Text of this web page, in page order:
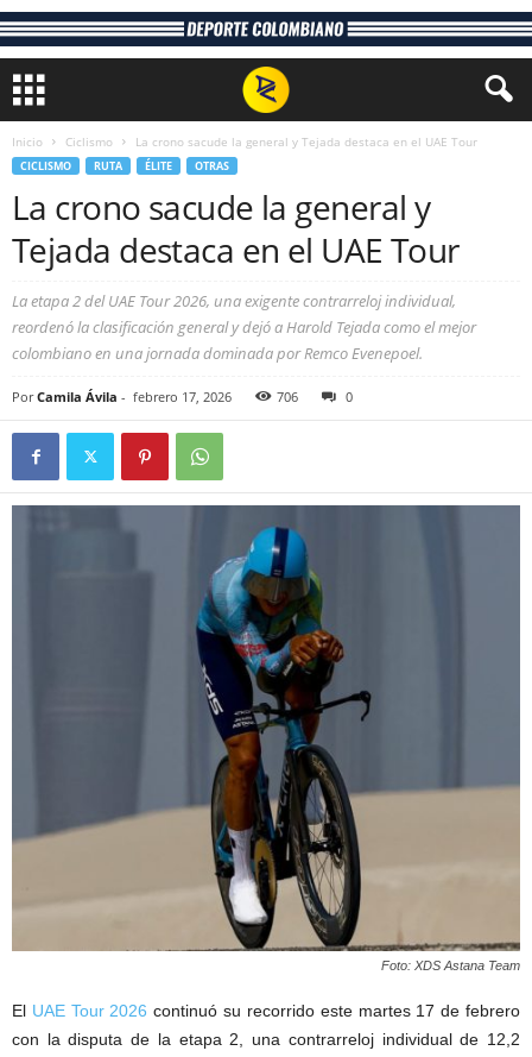
Inicio Ciclismo La crono sacude la general y Tejada destaca en el UAE Tour
CICLISMO RUTA ÉLITE OTRAS
La crono sacude la general y
Tejada destaca en el UAE Tour
La etapa 2 del UAE Tour 2026, una exigente contrarreloj individual,
reordenó la clasificación general y dejó a Harold Tejada como el mejor
colombiano en una jornada dominada por Remco Evenepoel.
Por Camila Ávila - febrero 17, 2026 706 0
Foto: XDS Astana Team
El UAE Tour 2026 continuó su recorrido este martes 17 de febrero
con la disputa de la etapa 2, una contrarreloj individual de 12,2